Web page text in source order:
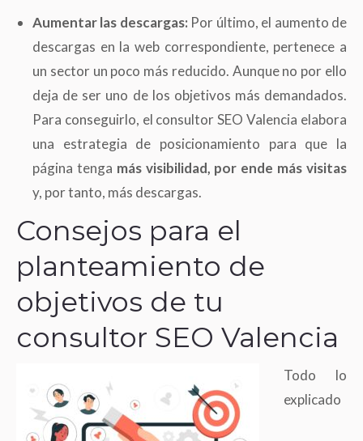
Aumentar las descargas: Por último, el aumento de
descargas en la web correspondiente, pertenece a
un sector un poco más reducido. Aunque no por ello
deja de ser uno de los objetivos más demandados.
Para conseguirlo, el consultor SEO Valencia elabora
una estrategia de posicionamiento para que la
página tenga más visibilidad, por ende más visitas
y, por tanto, más descargas.
Consejos para el
planteamiento de
objetivos de tu
consultor SEO Valencia
Todo lo
explicado